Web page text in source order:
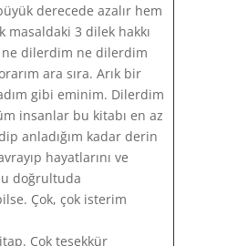
derecede azalır hem
masaldaki 3 dilek hakkı
dilerdim ne dilerdim
ara sıra. Arık bir
gibi eminim. Dilerdim
insanlar bu kitabı en az
anladığım kadar derin
hayatlarını ve
doğrultuda
Çok, çok isterim
Çok teşekkür